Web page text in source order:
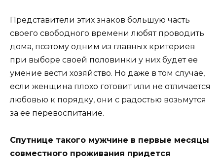
Представители этих знаков большую часть
своего свободного времени любят проводить
дома, поэтому одним из главных критериев
при выборе своей половинки у них будет ее
умение вести хозяйство. Но даже в том случае,
если женщина плохо готовит или не отличается
любовью к порядку, они с радостью возьмутся
за ее перевоспитание.
Спутнице такого мужчине в первые месяцы
совместного проживания придется